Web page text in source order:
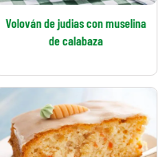
Volován de judias con muselina
de calabaza